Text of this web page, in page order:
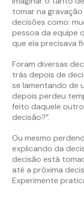
tomar na
decisões como:
pessoa da equipe
que ela precisava
Foram diversas
trás depois de
se lamentando de
depois perdeu
feito daquele
decisão?”.
Ou mesmo
explicando da
decisão está
até a próxima
Experimente